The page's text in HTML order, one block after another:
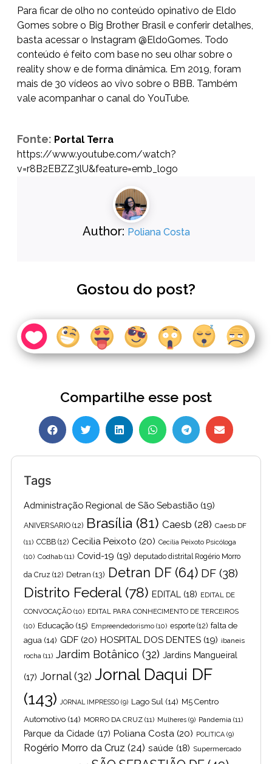
Para ficar de olho no conteúdo opinativo de Eldo
Gomes sobre o Big Brother Brasil e conferir detalhes,
basta acessar o Instagram @EldoGomes. Todo
conteúdo é feito com base no seu olhar sobre o
reality show e de forma dinâmica. Em 2019, foram
mais de 30 vídeos ao vivo sobre o BBB. Também
vale acompanhar o canal do YouTube.
Fonte: Portal Terra
https://www.youtube.com/watch?
v=r8B2EBZZ3lU&feature=emb_logo
Author: Poliana Costa
Gostou do post?
Compartilhe esse post
Tags
Administração Regional de São Sebastião (19)
ANIVERSARIO (12) Brasília (81) Caesb (28) Caesb DF
(11) CCBB (12) Cecilia Peixoto (20) Cecília Peixoto Psicóloga
(10) Codhab (11) Covid-19 (19) deputado distrital Rogério Morro
da Cruz (12) Detran (13) Detran DF(64) DF (38)
Distrito Federal(78) EDITAL (18) EDITAL DE
CONVOCAÇÃO (10) EDITAL PARA CONHECIMENTO DE TERCEIROS
(10) Educação (15) Empreendedorismo (10) esporte (12) falta de
agua (14) GDF (20) HOSPITAL DOS DENTES (19) ibaneis
rocha (11) Jardim Botânico (32) Jardins Mangueiral
(17) Jornal(32) Jornal Daqui DF
(143)
JORNAL IMPRESSO (9) Lago Sul (14) M5 Centro
Automotivo (14) MORRO DA CRUZ (11) Mulheres (9) Pandemia (11)
Parque da Cidade (17) Poliana Costa (20) POLITICA (9)
Rogério Morro da Cruz (24) saúde (18) Supermercado